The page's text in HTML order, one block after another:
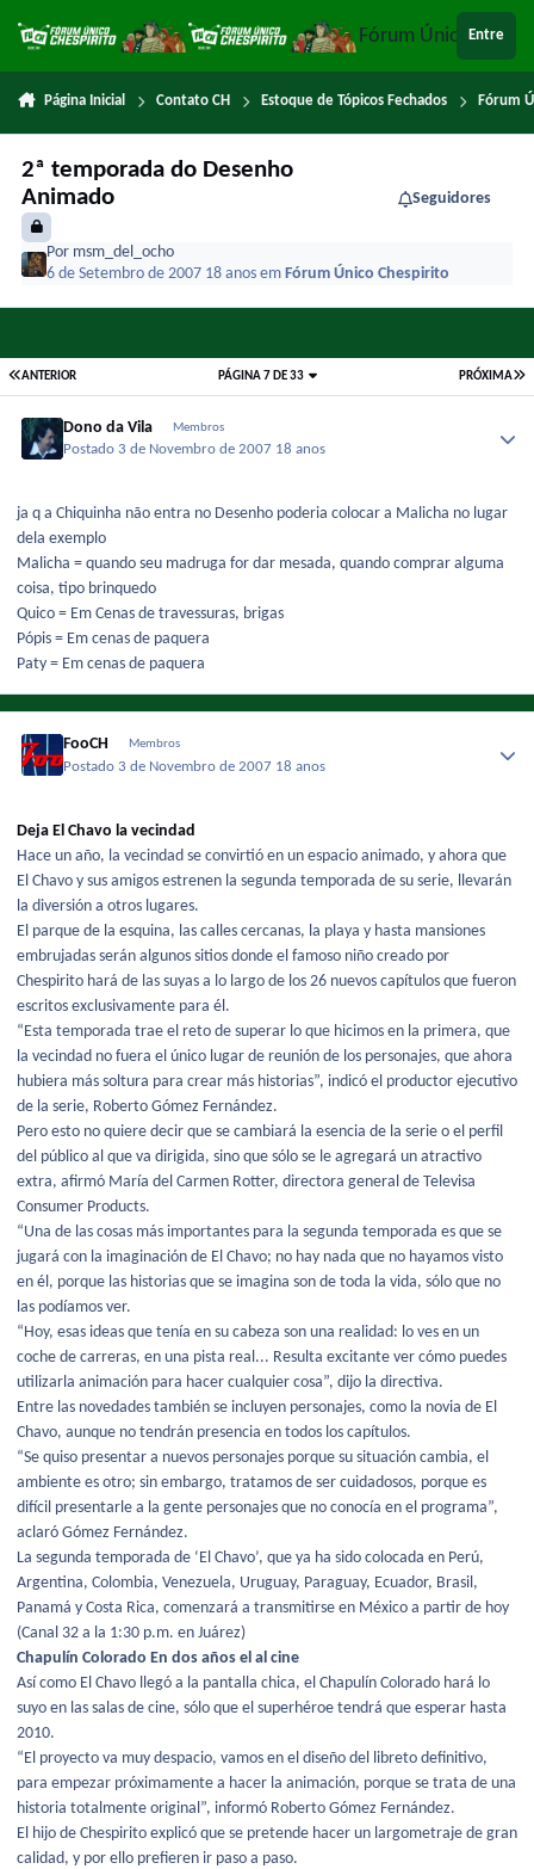
Fórum ÚnicoEntre
Página Inicial Contato CH Estoque de Tópicos Fechados Fórum
2ª temporada do Desenho
Animado
Seguidores
Por msm_del_ocho
6 de Setembro de 2007 18 anosemFórum Único Chespirito
ANTERIOR PRÓXIMA
PÁGINA 7 DE 33
Dono da Vila Membros
Postado 3 de Novembro de 2007 18 anos
ja q a Chiquinha não entra no Desenho poderia colocar a Malicha no lugar
dela exemplo
Malicha = quando seu madruga for dar mesada, quando comprar alguma
coisa, tipo brinquedo
Quico = Em Cenas de travessuras, brigas
Pópis = Em cenas de paquera
Paty = Em cenas de paquera
FooCH Membros
Postado 3 de Novembro de 2007 18 anos
Deja El Chavo la vecindad
Hace un año, la vecindad se convirtió en un espacio animado, y ahora que
El Chavo y sus amigos estrenen la segunda temporada de su serie, llevarán
la diversión a otros lugares.
El parque de la esquina, las calles cercanas, la playa y hasta mansiones
embrujadas serán algunos sitios donde el famoso niño creado por
Chespirito hará de las suyas a lo largo de los 26 nuevos capítulos que fueron
escritos exclusivamente para él.
“Esta temporada trae el reto de superar lo que hicimos en la primera, que
la vecindad no fuera el único lugar de reunión de los personajes, que ahora
hubiera más soltura para crear más historias”, indicó el productor ejecutivo
de la serie, Roberto Gómez Fernández.
Pero esto no quiere decir que se cambiará la esencia de la serie o el perfil
del público al que va dirigida, sino que sólo se le agregará un atractivo
extra, afirmó María del Carmen Rotter, directora general de Televisa
Consumer Products.
“Una de las cosas más importantes para la segunda temporada es que se
jugará con la imaginación de El Chavo; no hay nada que no hayamos visto
en él, porque las historias que se imagina son de toda la vida, sólo que no
las podíamos ver.
“Hoy, esas ideas que tenía en su cabeza son una realidad: lo ves en un
coche de carreras, en una pista real... Resulta excitante ver cómo puedes
utilizarla animación para hacer cualquier cosa”, dijo la directiva.
Entre las novedades también se incluyen personajes, como la novia de El
Chavo, aunque no tendrán presencia en todos los capítulos.
“Se quiso presentar a nuevos personajes porque su situación cambia, el
ambiente es otro; sin embargo, tratamos de ser cuidadosos, porque es
difícil presentarle a la gente personajes que no conocía en el programa”,
aclaró Gómez Fernández.
La segunda temporada de ‘El Chavo’, que ya ha sido colocada en Perú,
Argentina, Colombia, Venezuela, Uruguay, Paraguay, Ecuador, Brasil,
Panamá y Costa Rica, comenzará a transmitirse en México a partir de hoy
(Canal 32 a la 1:30 p.m. en Juárez)
Chapulín Colorado En dos años el al cine
Así como El Chavo llegó a la pantalla chica, el Chapulín Colorado hará lo
suyo en las salas de cine, sólo que el superhéroe tendrá que esperar hasta
2010.
“El proyecto va muy despacio, vamos en el diseño del libreto definitivo,
para empezar próximamente a hacer la animación, porque se trata de una
historia totalmente original”, informó Roberto Gómez Fernández.
El hijo de Chespirito explicó que se pretende hacer un largometraje de gran
calidad, y por ello prefieren ir paso a paso.